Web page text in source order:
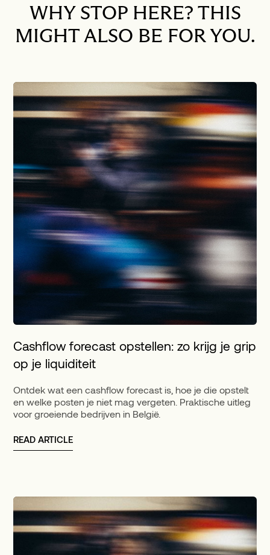
WHY STOP HERE? THIS
MIGHT ALSO BE FOR YOU.
Cashflow forecast opstellen: zo krijg je grip
op je liquiditeit
Ontdek wat een cashflow forecast is, hoe je die opstelt
en welke posten je niet mag vergeten. Praktische uitleg
voor groeiende bedrijven in België.
READ ARTICLE